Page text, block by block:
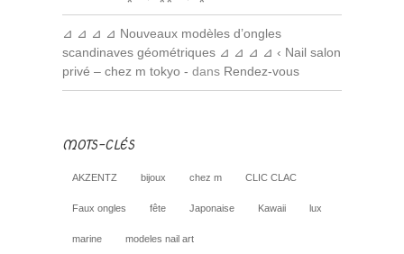
⊿ ⊿ ⊿ ⊿ Nouveaux modèles d’ongles
scandinaves géométriques ⊿ ⊿ ⊿ ⊿ ‹ Nail salon
privé – chez m tokyo - dans Rendez-vous
MOTS-CLÉS
AKZENTZ bijoux chez m CLIC CLAC
Faux ongles fête Japonaise Kawaii lux
marine modeles nail art